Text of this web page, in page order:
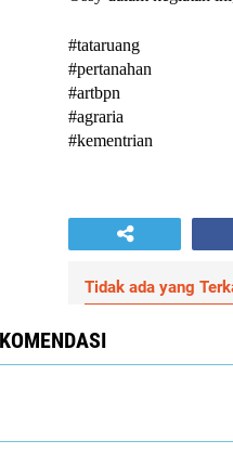
#tataruang
#pertanahan
#artbpn
#agraria
#kementrian
Tidak ada yang